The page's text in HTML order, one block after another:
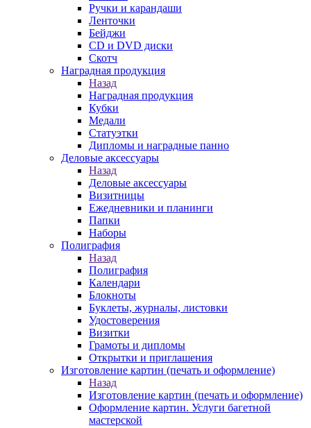
Ручки и карандаши
Ленточки
Бейджи
CD и DVD диски
Скотч
Наградная продукция
Назад
Наградная продукция
Кубки
Медали
Статуэтки
Дипломы и наградные панно
Деловые аксессуары
Назад
Деловые аксессуары
Визитницы
Ежедневники и планинги
Папки
Наборы
Полиграфия
Назад
Полиграфия
Календари
Блокноты
Буклеты, журналы, листовки
Удостоверения
Визитки
Грамоты и дипломы
Открытки и приглашения
Изготовление картин (печать и оформление)
Назад
Изготовление картин (печать и оформление)
Оформление картин. Услуги багетной
мастерской